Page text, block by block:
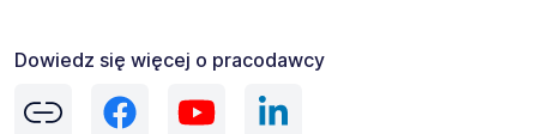
Dowiedz się więcej o pracodawcy